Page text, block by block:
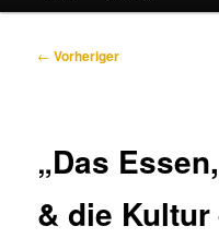
Beitragsnavigation
← Vorheriger
„Das
& die